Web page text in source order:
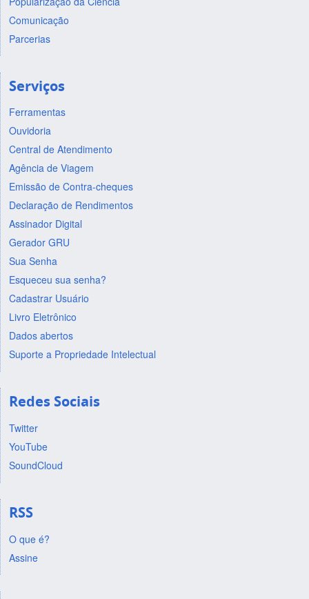
Comunicação
Parcerias
Serviços
Ferramentas
Ouvidoria
Central de Atendimento
Agência de Viagem
Emissão de Contra-cheques
Declaração de Rendimentos
Assinador Digital
Gerador GRU
Sua Senha
Esqueceu sua senha?
Cadastrar Usuário
Livro Eletrônico
Dados abertos
Suporte a Propriedade Intelectual
Redes Sociais
Twitter
YouTube
SoundCloud
RSS
O que é?
Assine